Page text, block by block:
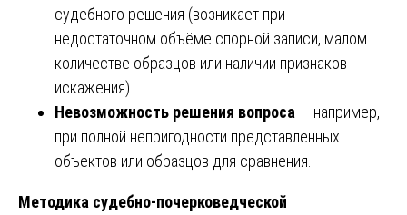
судебного решения (возникает при
недостаточном объёме спорной записи, малом
количестве образцов или наличии признаков
искажения).
Невозможность решения вопроса — например,
при полной непригодности представленных
объектов или образцов для сравнения.
Методика судебно-почерковедческой